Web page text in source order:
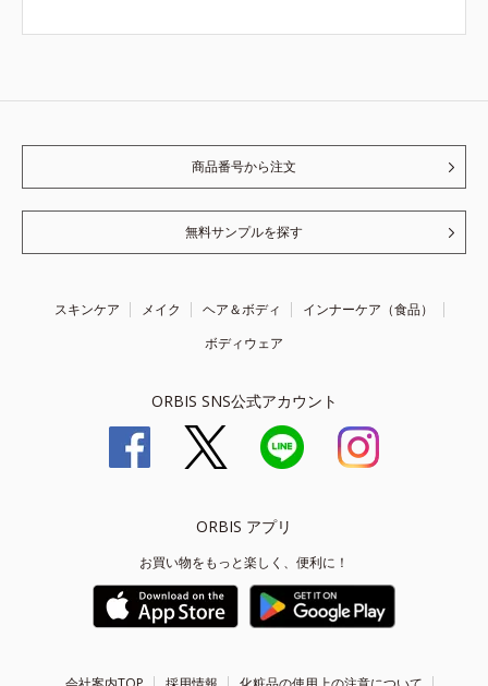
商品番号から注文
無料サンプルを探す
スキンケア メイク ヘア＆ボディ
インナーケア（食品）
ボディウェア
ORBIS SNS公式アカウント
ORBIS アプリ
お買い物をもっと楽しく、便利に！